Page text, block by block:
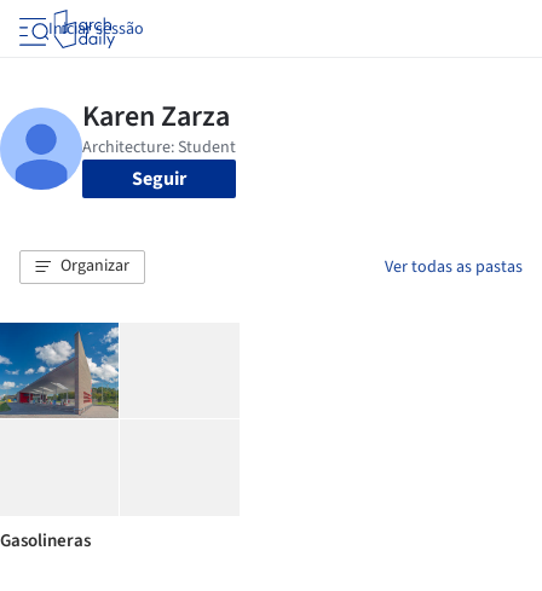
Iniciar sessão
Seguir
Organizar Ver todas as pastas
Gasolineras